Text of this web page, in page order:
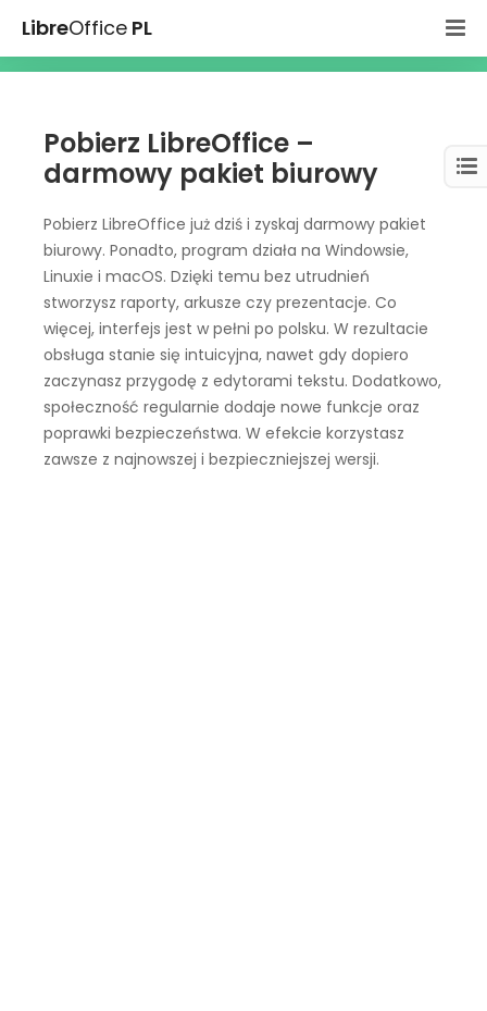
LibreOffice PL
Pobierz LibreOffice –
darmowy pakiet biurowy
Pobierz LibreOffice już dziś i zyskaj darmowy pakiet
biurowy. Ponadto, program działa na Windowsie,
Linuxie i macOS. Dzięki temu bez utrudnień
stworzysz raporty, arkusze czy prezentacje. Co
więcej, interfejs jest w pełni po polsku. W rezultacie
obsługa stanie się intuicyjna, nawet gdy dopiero
zaczynasz przygodę z edytorami tekstu. Dodatkowo,
społeczność regularnie dodaje nowe funkcje oraz
poprawki bezpieczeństwa. W efekcie korzystasz
zawsze z najnowszej i bezpieczniejszej wersji.